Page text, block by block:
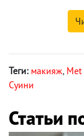
Теги: макияж, Met
Суини
Статьи